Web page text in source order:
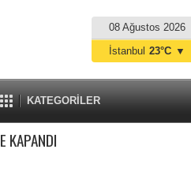
08 Ağustos 2026
KATEGORİLER
İstanbul 23°C ▼
KAPANDI